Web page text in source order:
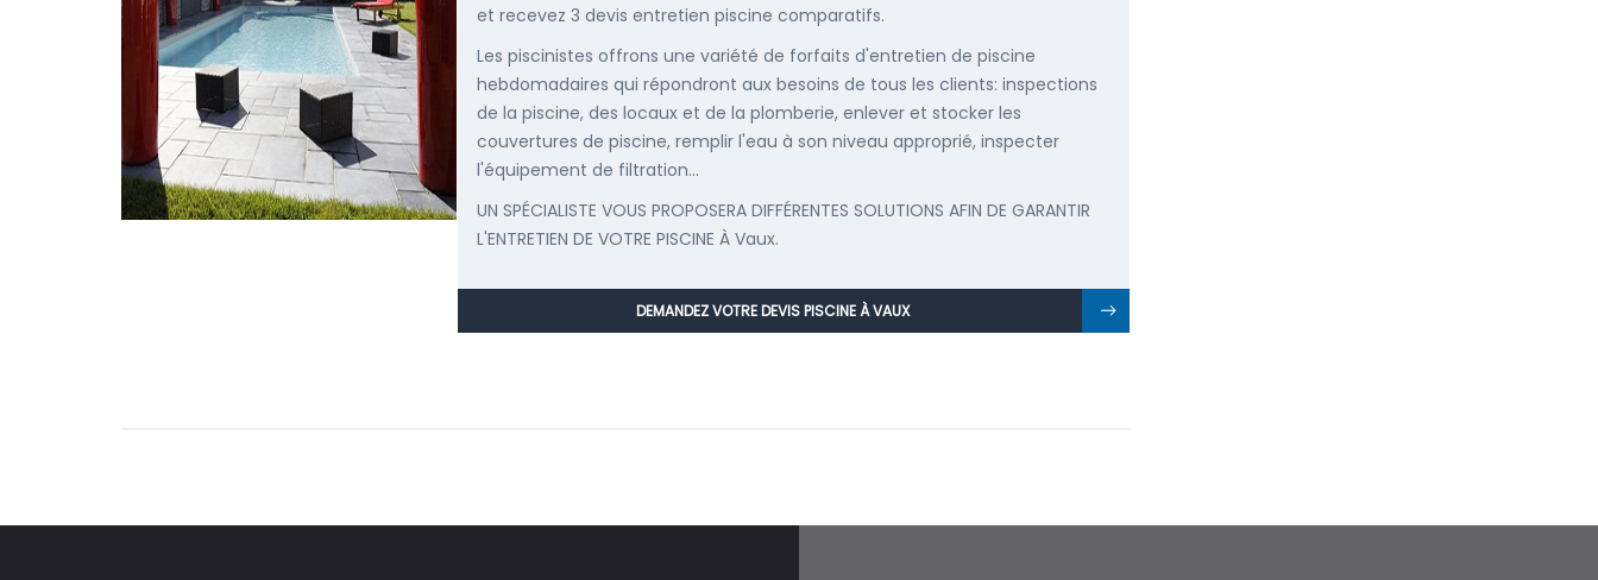
et recevez 3 devis entretien piscine comparatifs.
Les piscinistes offrons une variété de forfaits d'entretien de piscine
hebdomadaires qui répondront aux besoins de tous les clients: inspections
de la piscine, des locaux et de la plomberie, enlever et stocker les
couvertures de piscine, remplir l'eau à son niveau approprié, inspecter
l'équipement de filtration...
UN SPÉCIALISTE VOUS PROPOSERA DIFFÉRENTES SOLUTIONS AFIN DE GARANTIR
L'ENTRETIEN DE VOTRE PISCINE À Vaux.
DEMANDEZ VOTRE DEVIS PISCINE À VAUX